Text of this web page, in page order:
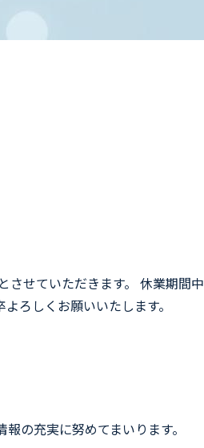
せていただきます。 休業期間
ろしくお願いいたします。
の充実に努めてまいります。